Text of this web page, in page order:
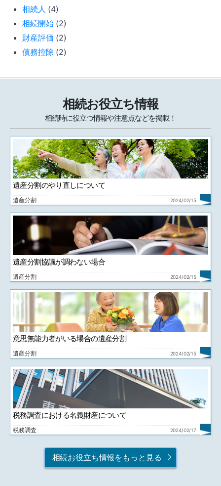
相続人 (4)
相続開始(2)
財産評価 (2)
債務控除 (2)
相続お役立ち情報
相続時に役立つ情報や注意点などを掲載！
遺産分割のやり直しについて
遺産分割 2024/02/15
遺産分割協議が調わない場合
遺産分割 2024/02/15
意思無能力者がいる場合の遺産分割
遺産分割 2024/02/15
税務調査における名義財産について
税務調査 2024/02/17
相続お役立ち情報をもっと見る